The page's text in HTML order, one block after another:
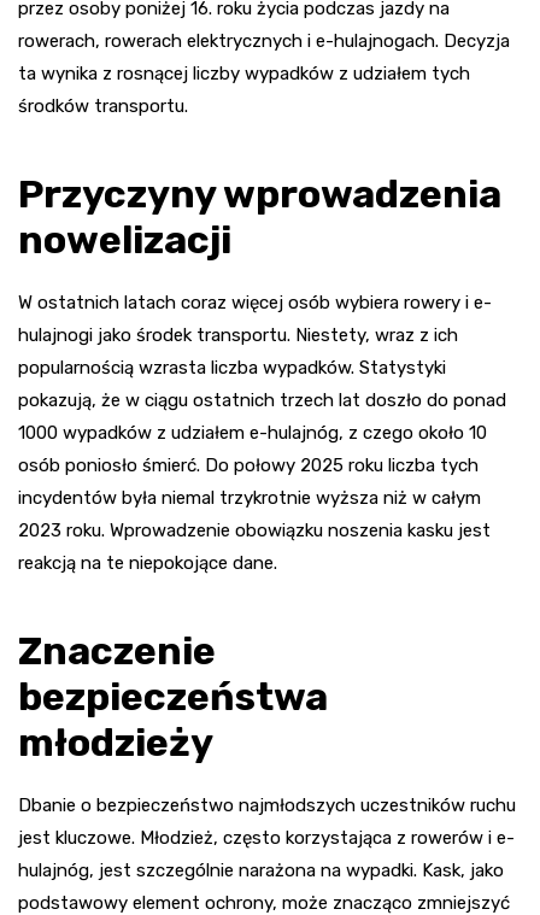
przez osoby poniżej 16. roku życia podczas jazdy na
rowerach, rowerach elektrycznych i e-hulajnogach. Decyzja
ta wynika z rosnącej liczby wypadków z udziałem tych
środków transportu.
Przyczyny wprowadzenia
nowelizacji
W ostatnich latach coraz więcej osób wybiera rowery i e-
hulajnogi jako środek transportu. Niestety, wraz z ich
popularnością wzrasta liczba wypadków. Statystyki
pokazują, że w ciągu ostatnich trzech lat doszło do ponad
1000 wypadków z udziałem e-hulajnóg, z czego około 10
osób poniosło śmierć. Do połowy 2025 roku liczba tych
incydentów była niemal trzykrotnie wyższa niż w całym
2023 roku. Wprowadzenie obowiązku noszenia kasku jest
reakcją na te niepokojące dane.
Znaczenie
bezpieczeństwa
młodzieży
Dbanie o bezpieczeństwo najmłodszych uczestników ruchu
jest kluczowe. Młodzież, często korzystająca z rowerów i e-
hulajnóg, jest szczególnie narażona na wypadki. Kask, jako
podstawowy element ochrony, może znacząco zmniejszyć